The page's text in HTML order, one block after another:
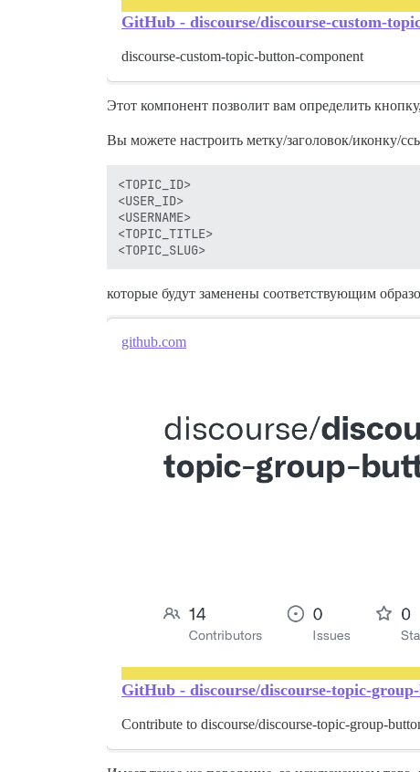
GitHub - discourse/discourse-custom-
discourse-custom-topic-button-component
Этот компонент позволит вам определить
Вы можете настроить метку/заголовок/иконку/
<TOPIC_ID>
<USER_ID>
<USERNAME>
<TOPIC_TITLE>
которые будут заменены соответствующим
github.com
GitHub - discourse/discourse-topic-
Contribute to discourse/discourse-topic-group-